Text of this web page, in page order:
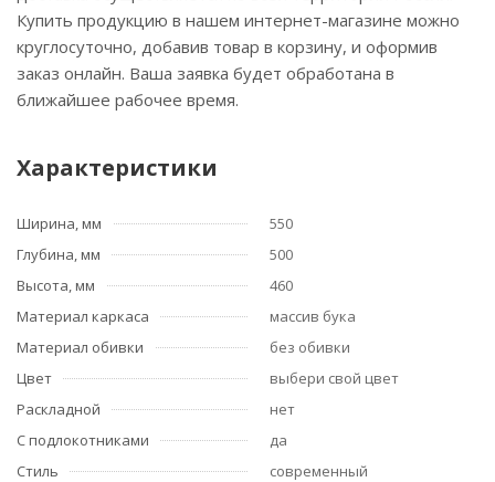
Купить продукцию в нашем интернет-магазине можно
круглосуточно, добавив товар в корзину, и оформив
заказ онлайн. Ваша заявка будет обработана в
ближайшее рабочее время.
Характеристики
Ширина, мм
550
Глубина, мм
500
Высота, мм
460
Материал каркаса
массив бука
Материал обивки
без обивки
Цвет
выбери свой цвет
Раскладной
нет
С подлокотниками
да
Стиль
современный